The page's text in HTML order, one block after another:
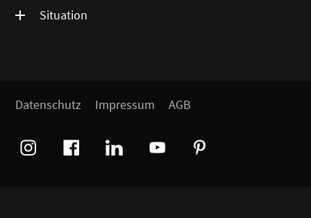
Situation
Datenschutz Impressum AGB